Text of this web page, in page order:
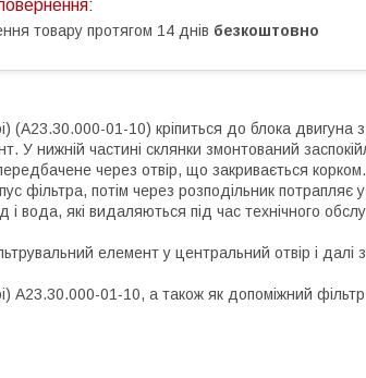
товару протягом 14 днів безкоштовно
(А23.30.000-01-10) кріпиться до блока двигуна з
У нижній частині склянки змонтований
через отвір, що закривається
фільтра, потім через розподільник потрапляє
вода, які видаляються під час технічного
елемент у центральний отвір і далі
А23.30.000-01-10, а також як допоміжний фільтр